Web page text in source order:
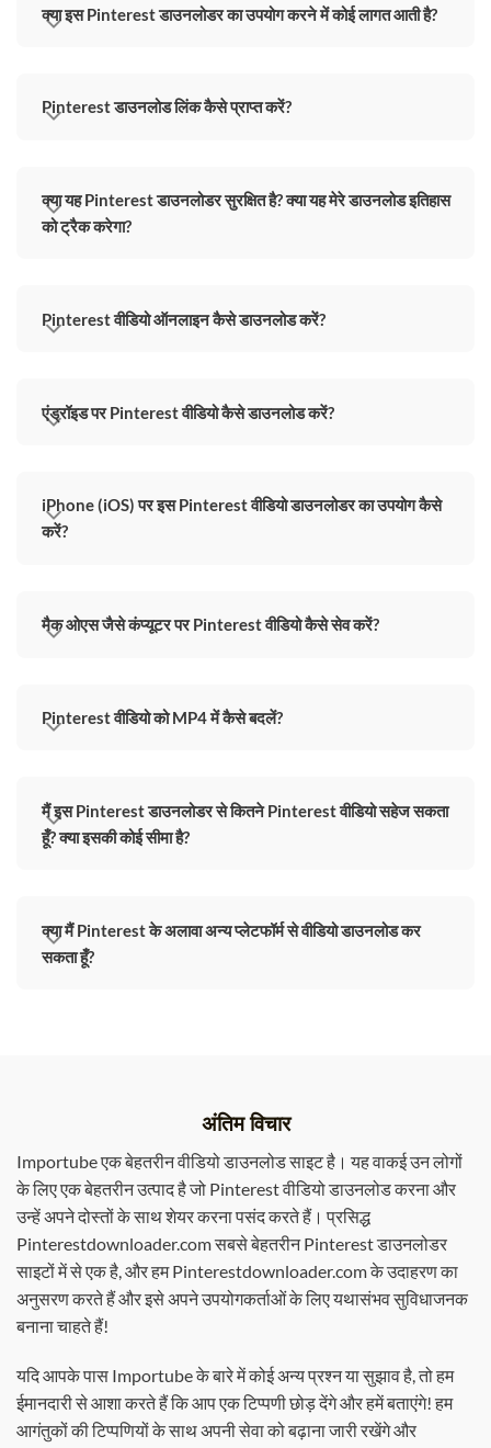
क्या इस Pinterest डाउनलोडर का उपयोग करने में कोई लागत आती है?
Pinterest डाउनलोड लिंक कैसे प्राप्त करें?
क्या यह Pinterest डाउनलोडर सुरक्षित है? क्या यह मेरे डाउनलोड इतिहास
को ट्रैक करेगा?
Pinterest वीडियो ऑनलाइन कैसे डाउनलोड करें?
एंड्रॉइड पर Pinterest वीडियो कैसे डाउनलोड करें?
iPhone (iOS) पर इस Pinterest वीडियो डाउनलोडर का उपयोग कैसे
करें?
मैक ओएस जैसे कंप्यूटर पर Pinterest वीडियो कैसे सेव करें?
Pinterest वीडियो को MP4 में कैसे बदलें?
मैं इस Pinterest डाउनलोडर से कितने Pinterest वीडियो सहेज सकता
हूँ? क्या इसकी कोई सीमा है?
क्या मैं Pinterest के अलावा अन्य प्लेटफॉर्म से वीडियो डाउनलोड कर
सकता हूँ?
अंतिम विचार
Importube एक बेहतरीन वीडियो डाउनलोड साइट है। यह वाकई उन लोगों
के लिए एक बेहतरीन उत्पाद है जो Pinterest वीडियो डाउनलोड करना और
उन्हें अपने दोस्तों के साथ शेयर करना पसंद करते हैं। प्रसिद्ध
Pinterestdownloader.com सबसे बेहतरीन Pinterest डाउनलोडर
साइटों में से एक है, और हम Pinterestdownloader.com के उदाहरण का
अनुसरण करते हैं और इसे अपने उपयोगकर्ताओं के लिए यथासंभव सुविधाजनक
बनाना चाहते हैं!
यदि आपके पास Importube के बारे में कोई अन्य प्रश्न या सुझाव है, तो हम
ईमानदारी से आशा करते हैं कि आप एक टिप्पणी छोड़ देंगे और हमें बताएंगे! हम
आगंतुकों की टिप्पणियों के साथ अपनी सेवा को बढ़ाना जारी रखेंगे और